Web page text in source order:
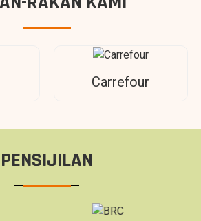
Carrefour
PENSIJILAN